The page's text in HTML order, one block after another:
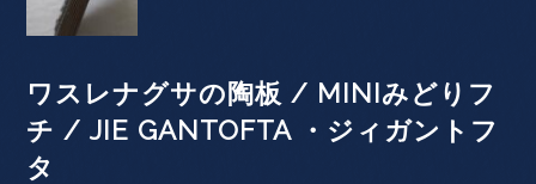
ワスレナグサの陶板 / MINIみどりフ
チ / JIE GANTOFTA ・ジィガントフ
タ